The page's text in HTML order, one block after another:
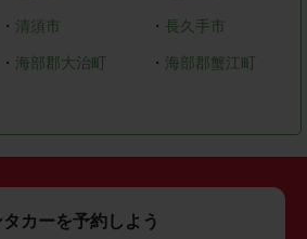
・ 清須市 ・ 長久手市
・ 海部郡大治町 ・ 海部郡蟹江町
タカーを予約しよう